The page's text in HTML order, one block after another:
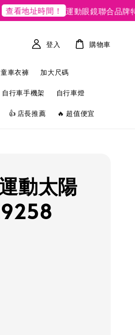
地址時間！ 運動眼鏡聯合品牌特賣
車衣褲 加大尺碼
自行車手機架 自行車燈
👍 店長推薦 🔥 超值便宜
登入 購物車
動太陽